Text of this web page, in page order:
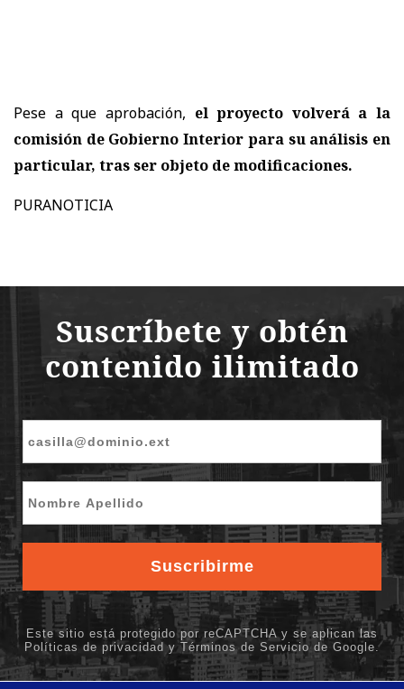
Pese a que aprobación, el proyecto volverá a la
comisión de Gobierno Interior para su análisis en
particular, tras ser objeto de modificaciones.
PURANOTICIA